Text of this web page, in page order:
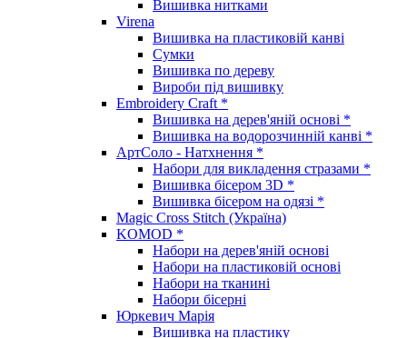
Вишивка нитками
Virena
Вишивка на пластиковій канві
Сумки
Вишивка по дереву
Вироби під вишивку
Embroidery Craft *
Вишивка на дерев'яній основі *
Вишивка на водорозчинній канві *
АртСоло - Натхнення *
Набори для викладення стразами *
Вишивка бісером 3D *
Вишивка бісером на одязі *
Magic Cross Stitch (Україна)
KOMOD *
Набори на дерев'яній основі
Набори на пластиковій основі
Набори на тканині
Набори бісерні
Юркевич Марія
Вишивка на пластику